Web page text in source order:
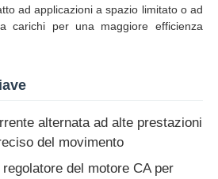
ad applicazioni a spazio limitato o ad
carichi per una maggiore efficienza
alternata ad alte prestazioni
del movimento
del motore CA per